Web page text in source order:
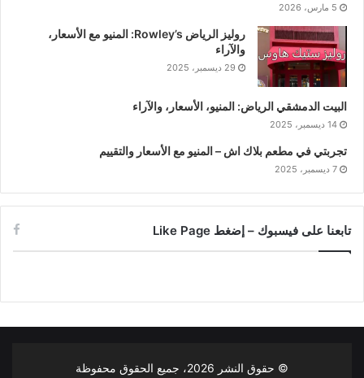
5 مارس، 2026
روليز الرياض Rowley’s: المنيو مع الأسعار،
والآراء
29 ديسمبر، 2025
البيت الدمشقي الرياض: المنيو، الأسعار، والآراء
14 ديسمبر، 2025
تجربتي في مطعم بلاك اش – المنيو مع الأسعار والتقييم
7 ديسمبر، 2025
تابعنا على فيسبوك – إضغط Like Page
© حقوق النشر 2026، جميع الحقوق محفوظة